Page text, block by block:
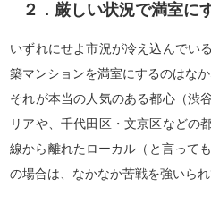
２．厳しい状況で満室に
いずれにせよ市況が冷え込んでい
築マンションを満室にするのはな
それが本当の人気のある都心（渋
リアや、千代田区・文京区などの
線から離れたローカル（と言って
の場合は、なかなか苦戦を強いら